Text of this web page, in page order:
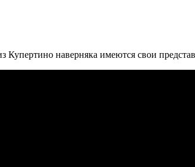
Купертино наверняка имеются свои